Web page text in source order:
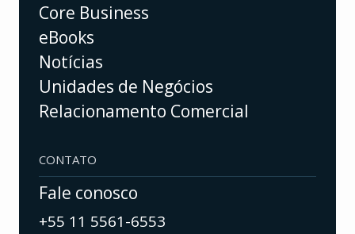
Core Business
eBooks
Notícias
Unidades de Negócios
Relacionamento Comercial
CONTATO
Fale conosco
+55 11 5561-6553